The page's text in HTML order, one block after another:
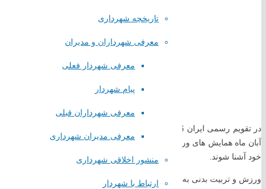
تاریخچه شهرداری
معرفی شهرداران و مدیران
معرفی شهردار فعلی
پیام شهردار
معرفی شهرداران قبلی
معرفی مدیران شهرداری
منشور اخلاقی شهرداری
ارتباط با شهردار
آبان ماه همایش های ورزشی همگانی برگزار می شود تا جامعه و خانواده
خود آشنا شوند.
ورزش و تربیت بدنی به عنوان یک پدیده تربیتی سازنده، مفید در غنای
پایگاه اطلاع رسانی ریاست جمهوری
همیاری شهرداری های تهران
لینک های گروهی